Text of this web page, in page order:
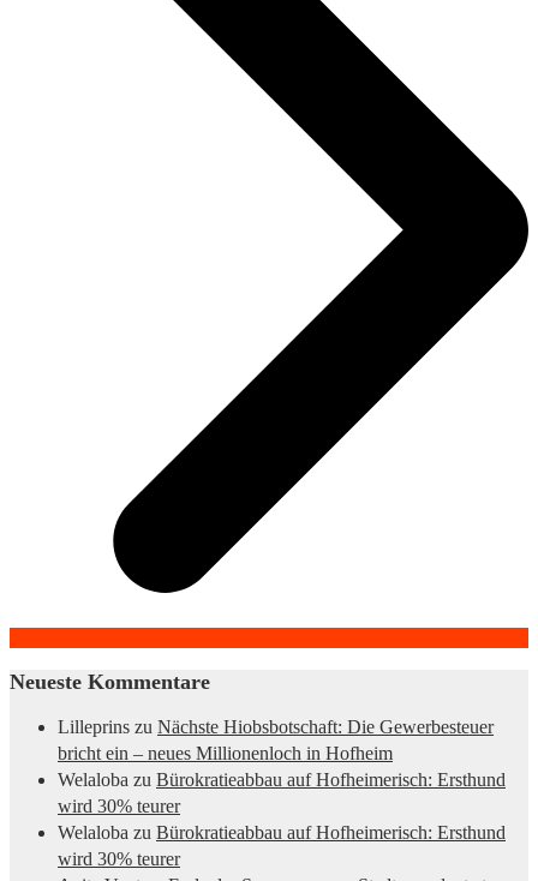
Neueste Kommentare
Lilleprins zu Nächste Hiobsbotschaft: Die Gewerbesteuer
bricht ein – neues Millionenloch in Hofheim
Welaloba zu Bürokratieabbau auf Hofheimerisch: Ersthund
wird 30% teurer
Welaloba zu Bürokratieabbau auf Hofheimerisch: Ersthund
wird 30% teurer